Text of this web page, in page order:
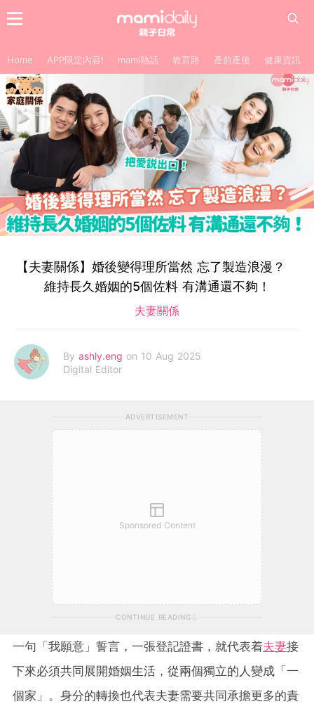
Home APP限定內容! mami熱話 教育路 產前產後 健康資訊
【夫妻關係】婚後變得理所當然 忘了製造浪漫？
維持長久婚姻的5個佐料 有溝通還不夠！
夫妻關係
By ashly.eng on 10 Aug 2025
Digital Editor
ADVERTISEMENT
Sponsored Content
CONTINUE READING
一句「我願意」誓言，一張登記證書，就代表着夫妻接
下來必須共同展開婚姻生活，從兩個獨立的人變成「一
個家」。身分的轉換也代表夫妻需要共同承擔更多的責